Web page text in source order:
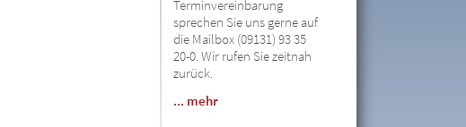
Terminvereinbarung
sprechen Sie uns gerne auf
die Mailbox (09131) 93 35
20-0. Wir rufen Sie zeitnah
zurück.
... mehr